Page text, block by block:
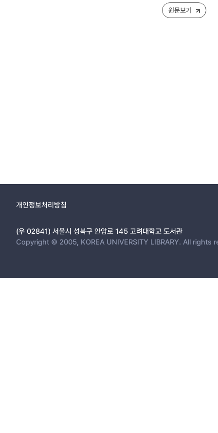
원문보기
개인정보처리방침
(우 02841) 서울시 성북구 안암로 145 고려대학교 도서관
Copyright © 2005, KOREA UNIVERSITY LIBRARY. All rights